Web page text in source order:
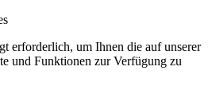
erforderlich, um Ihnen die auf unserer
und Funktionen zur Verfügung zu